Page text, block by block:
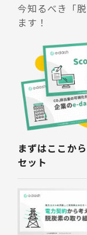
今知るべき「
ます！
まずはここか
セット